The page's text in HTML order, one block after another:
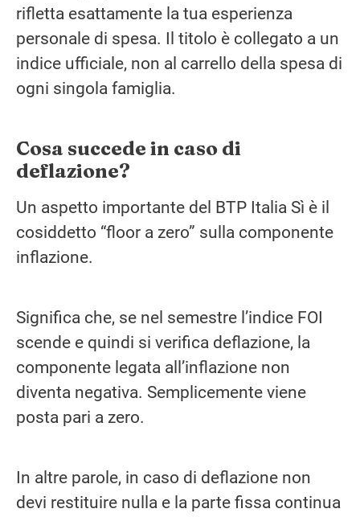
rifletta esattamente la tua esperienza
personale di spesa. Il titolo è collegato a un
indice ufficiale, non al carrello della spesa di
ogni singola famiglia.
Cosa succede in caso di
deflazione?
Un aspetto importante del BTP Italia Sì è il
cosiddetto “floor a zero” sulla componente
inflazione.
Significa che, se nel semestre l’indice FOI
scende e quindi si verifica deflazione, la
componente legata all’inflazione non
diventa negativa. Semplicemente viene
posta pari a zero.
In altre parole, in caso di deflazione non
devi restituire nulla e la parte fissa continua